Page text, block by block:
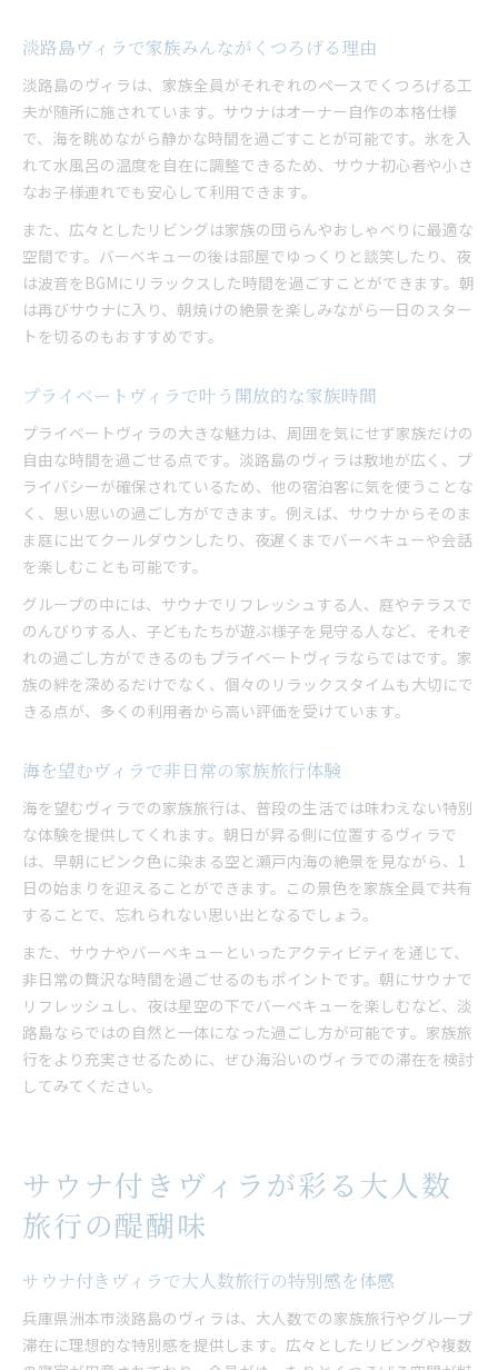
淡路島ヴィラで家族みんながくつろげる理由
淡路島のヴィラは、家族全員がそれぞれのペースでくつろげる工
夫が随所に施されています。サウナはオーナー自作の本格仕様
で、海を眺めながら静かな時間を過ごすことが可能です。氷を入
れて水風呂の温度を自在に調整できるため、サウナ初心者や小さ
なお子様連れでも安心して利用できます。
また、広々としたリビングは家族の団らんやおしゃべりに最適な
空間です。バーベキューの後は部屋でゆっくりと談笑したり、夜
は波音をBGMにリラックスした時間を過ごすことができます。朝
は再びサウナに入り、朝焼けの絶景を楽しみながら一日のスター
トを切るのもおすすめです。
プライベートヴィラで叶う開放的な家族時間
プライベートヴィラの大きな魅力は、周囲を気にせず家族だけの
自由な時間を過ごせる点です。淡路島のヴィラは敷地が広く、プ
ライバシーが確保されているため、他の宿泊客に気を使うことな
く、思い思いの過ごし方ができます。例えば、サウナからそのま
ま庭に出てクールダウンしたり、夜遅くまでバーベキューや会話
を楽しむことも可能です。
グループの中には、サウナでリフレッシュする人、庭やテラスで
のんびりする人、子どもたちが遊ぶ様子を見守る人など、それぞ
れの過ごし方ができるのもプライベートヴィラならではです。家
族の絆を深めるだけでなく、個々のリラックスタイムも大切にで
きる点が、多くの利用者から高い評価を受けています。
海を望むヴィラで非日常の家族旅行体験
海を望むヴィラでの家族旅行は、普段の生活では味わえない特別
な体験を提供してくれます。朝日が昇る側に位置するヴィラで
は、早朝にピンク色に染まる空と瀬戸内海の絶景を見ながら、1
日の始まりを迎えることができます。この景色を家族全員で共有
することで、忘れられない思い出となるでしょう。
また、サウナやバーベキューといったアクティビティを通じて、
非日常の贅沢な時間を過ごせるのもポイントです。朝にサウナで
リフレッシュし、夜は星空の下でバーベキューを楽しむなど、淡
路島ならではの自然と一体になった過ごし方が可能です。家族旅
行をより充実させるために、ぜひ海沿いのヴィラでの滞在を検討
してみてください。
サウナ付きヴィラが彩る大人数
旅行の醍醐味
サウナ付きヴィラで大人数旅行の特別感を体感
兵庫県洲本市淡路島のヴィラは、大人数での家族旅行やグループ
滞在に理想的な特別感を提供します。広々としたリビングや複数